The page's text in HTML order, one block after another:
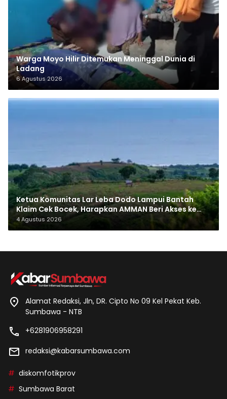
Warga Moyo Hilir Ditemukan Meninggal Dunia di
Ladang
6 Agustus 2026
Ketua Komunitas Lar Leba Dodo Lampui Bantah
Klaim Cek Bocek, Harapkan AMMAN Beri Akses ke
Makam Leluhur
4 Agustus 2026
Alamat Redaksi, Jln, DR. Cipto No 09 Kel Pekat Keb.
Sumbawa - NTB
+6281906958291
redaksi@kabarsumbawa.com
diskomfotikprov
Sumbawa Barat